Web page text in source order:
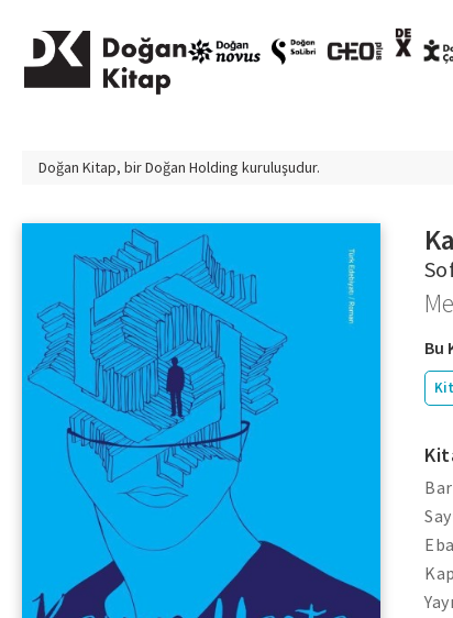
Doğan Kitap, birDoğan Holding kuruluşudur.
Bu